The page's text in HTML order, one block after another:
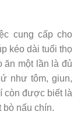
cung cấp cho
kéo dài tuổi thọ
ăn một lần là đủ
như tôm, giun,
còn được biết là
nấu chín.